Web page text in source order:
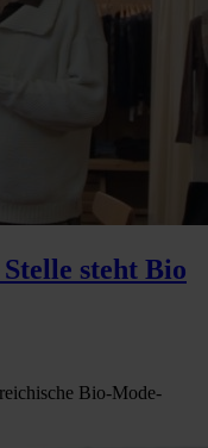
steht Bio
Bio-Mode-